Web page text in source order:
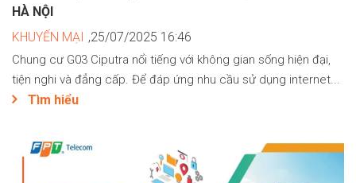
HÀ NỘI
KHUYẾN MẠI ,25/07/2025 16:46
Chung cư G03 Ciputra nổi tiếng với không gian sống hiện đại,
tiện nghi và đẳng cấp. Để đáp ứng nhu cầu sử dụng internet...
Tìm hiểu